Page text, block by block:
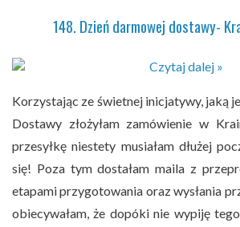
148. Dzień darmowej dostawy-
Korzystając ze świetnej inicjatywy, jaką
Dostawy złożyłam zamówienie w
przesyłkę niestety musiałam dłużej
się! Poza tym dostałam maila z
etapami przygotowania oraz wysłania
obiecywałam, że dopóki nie wypiję